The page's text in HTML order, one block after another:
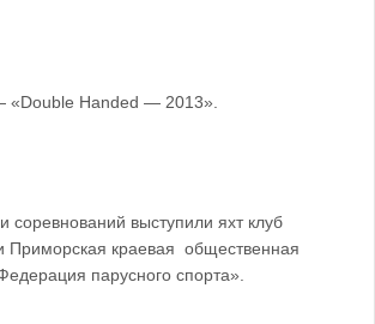
«Double Handed — 2013».
соревнований выступили яхт клуб
Приморская краевая общественная
парусного спорта».